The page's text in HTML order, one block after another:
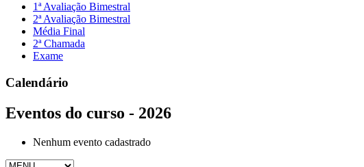
1ª Avaliação Bimestral
2ª Avaliação Bimestral
Média Final
2ª Chamada
Exame
Calendário
Eventos do curso - 2026
Nenhum evento cadastrado